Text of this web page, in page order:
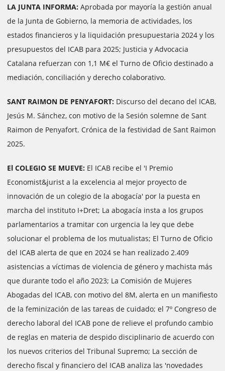
LA JUNTA INFORMA: Aprobada por mayoría la gestión anual
de la Junta de Gobierno, la memoria de actividades, los
estados financieros y la liquidación presupuestaria 2024 y los
presupuestos del ICAB para 2025; Justicia y Advocacia
Catalana refuerzan con 1,1 M€ el Turno de Oficio destinado a
mediación, conciliación y derecho colaborativo.
SANT RAIMON DE PENYAFORT: Discurso del decano del ICAB,
Jesús M. Sánchez, con motivo de la Sesión solemne de Sant
Raimon de Penyafort. Crónica de la festividad de Sant Raimon
2025.
El COLEGIO SE MUEVE: El ICAB recibe el 'I Premio
Economist&jurist a la excelencia al mejor proyecto de
innovación de un colegio de la abogacía' por la puesta en
marcha del instituto I+Dret; La abogacía insta a los grupos
parlamentarios a tramitar con urgencia la ley que debe
solucionar el problema de los mutualistas; El Turno de Oficio
del ICAB alerta de que en 2024 se han realizado 2.409
asistencias a víctimas de violencia de género y machista más
que durante todo el año 2023; La Comisión de Mujeres
Abogadas del ICAB, con motivo del 8M, alerta en un manifiesto
de la feminización de las tareas de cuidado; el 7º Congreso de
derecho laboral del ICAB pone de relieve el profundo cambio
de reglas en materia de despido disciplinario de acuerdo con
los nuevos criterios del Tribunal Supremo; La sección de
derecho fiscal y financiero del ICAB analiza las 'novedades